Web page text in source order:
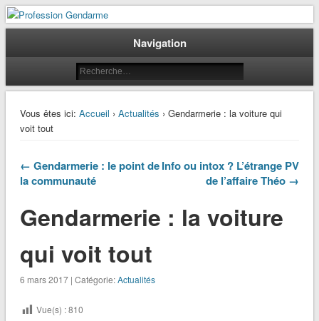
Profession Gendarme
Le journal des gendarmes
Navigation
Vous êtes ici: Accueil › Actualités › Gendarmerie : la voiture qui
voit tout
← Gendarmerie : le point de
la communauté
Info ou intox ? L’étrange PV
de l’affaire Théo →
Gendarmerie : la voiture
qui voit tout
6 mars 2017 | Catégorie:Actualités
Vue(s) :810